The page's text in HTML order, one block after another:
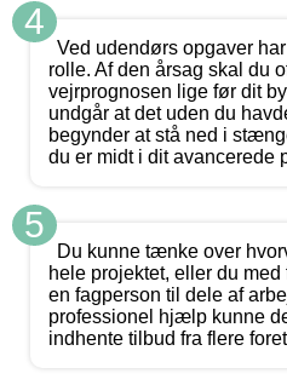
4
Ved udendørs opgaver
rolle. Af den årsag skal du
vejrprognosen lige før dit
undgår at det uden du
begynder at stå ned i
du er midt i dit avancerede
5
Du kunne tænke over
hele projektet, eller du
en fagperson til dele af
professionel hjælp kunne
indhente tilbud fra flere